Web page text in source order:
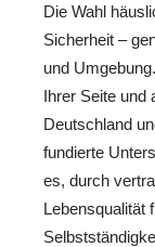
Die Wahl
Sicherheit –
und
Ihrer Seite und
Deutschland
fundierte
es, durch
Lebensqualität